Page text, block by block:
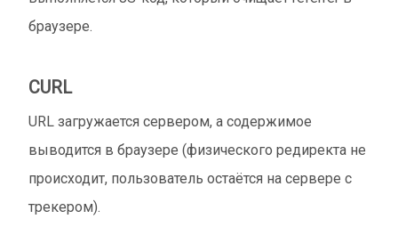
браузере.
CURL
URL загружается сервером, а содержимое
выводится в браузере (физического редиректа не
происходит, пользователь остаётся на сервере с
трекером).